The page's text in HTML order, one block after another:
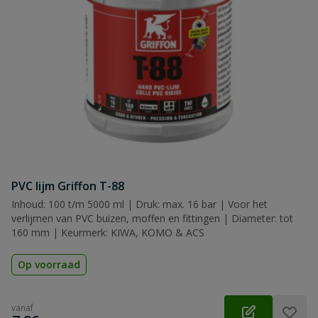
PVC lijm Griffon T-88
Inhoud: 100 t/m 5000 ml | Druk: max. 16 bar | Voor het
verlijmen van PVC buizen, moffen en fittingen | Diameter: tot
160 mm | Keurmerk: KIWA, KOMO & ACS
Op voorraad
vanaf